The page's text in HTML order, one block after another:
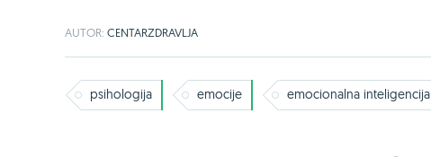
AUTOR: CENTARZDRAVLJA
psihologija emocije emocionalna inteligencija